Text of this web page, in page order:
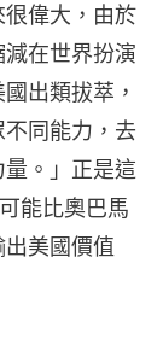
偉大，由於
在世界扮演
出類拔萃，
同能力，去
。」正是這
能比奧巴馬
美國價值